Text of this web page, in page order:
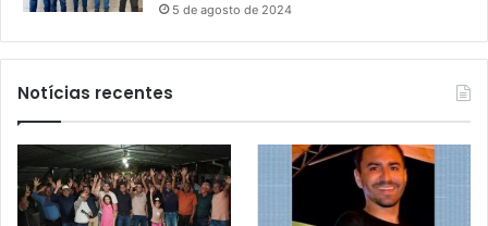
5 de agosto de 2024
Notícias recentes